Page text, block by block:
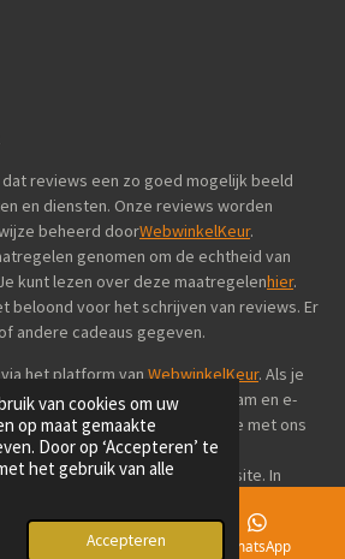
van cookies om uw
op maat gemaakte
Door op ‘Accepteren’ te
het gebruik van alle
Accepteren
reviews een zo goed mogelijk beeld
en diensten. Onze reviews worden
beheerd doorWebwinkelKeur.
genomen om de echtheid van
kunt lezen over deze maatregelenhier.
beloond voor het schrijven van reviews. Er
andere cadeaus gegeven.
het platform van WebwinkelKeur. Als je
moet je een naam en e-
deelt deze informatie met ons
bestelling kunnen koppelen.
je naam ook op zijn eigen website. In
contact met je opnemen om
je review. Als wij je uitnodigen om een
wij je naam, e-mailadres en
Telefoonnummer WhatsApp